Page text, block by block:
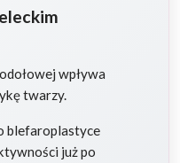
wpływa
twarzy.
blefaroplastyce
już po